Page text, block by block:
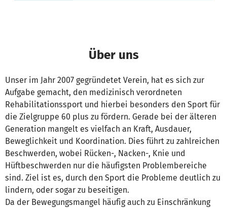
Über uns
Unser im Jahr 2007 gegründetet Verein, hat es sich zur
Aufgabe gemacht, den medizinisch verordneten
Rehabilitationssport und hierbei besonders den Sport für
die Zielgruppe 60 plus zu fördern. Gerade bei der älteren
Generation mangelt es vielfach an Kraft, Ausdauer,
Beweglichkeit und Koordination. Dies führt zu zahlreichen
Beschwerden, wobei Rücken-, Nacken-, Knie und
Hüftbeschwerden nur die häufigsten Problembereiche
sind. Ziel ist es, durch den Sport die Probleme deutlich zu
lindern, oder sogar zu beseitigen.
Da der Bewegungsmangel häufig auch zu Einschränkung